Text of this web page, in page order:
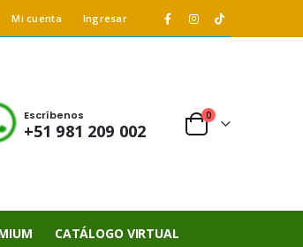
Mi cuenta Ingresar
Escríbenos
+51 981 209 002
0
CATÁLOGO VIRTUAL